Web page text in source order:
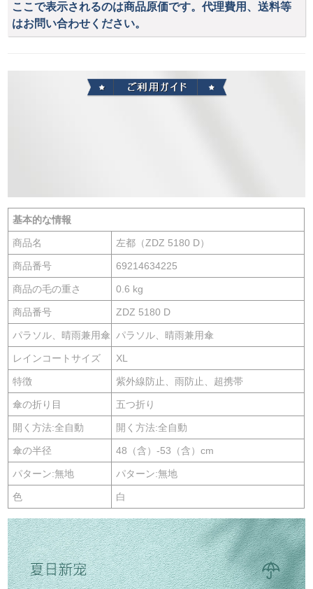
ここで表示されるのは商品原価です。代理費用、送料等
はお問い合わせください。
基本的な情報
商品名 左都（ZDZ 5180 D）
商品番号 69214634225
商品の毛の重さ 0.6 kg
商品番号 ZDZ 5180 D
パラソル、晴雨兼用傘 パラソル、晴雨兼用傘
レインコートサイズ XL
特徴 紫外線防止、雨防止、超携帯
傘の折り目 五つ折り
開く方法:全自動 開く方法:全自動
傘の半径 48（含）-53（含）cm
パターン:無地 パターン:無地
色 白